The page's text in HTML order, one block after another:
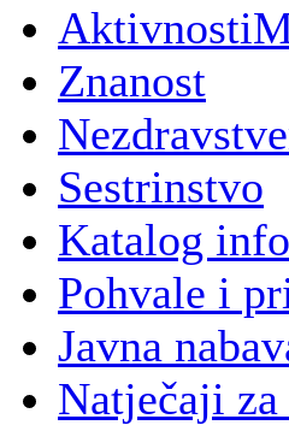
Aktivnosti
Znanost
Sestrinstvo
Katalog
Pohvale i
Javna
Natječaji